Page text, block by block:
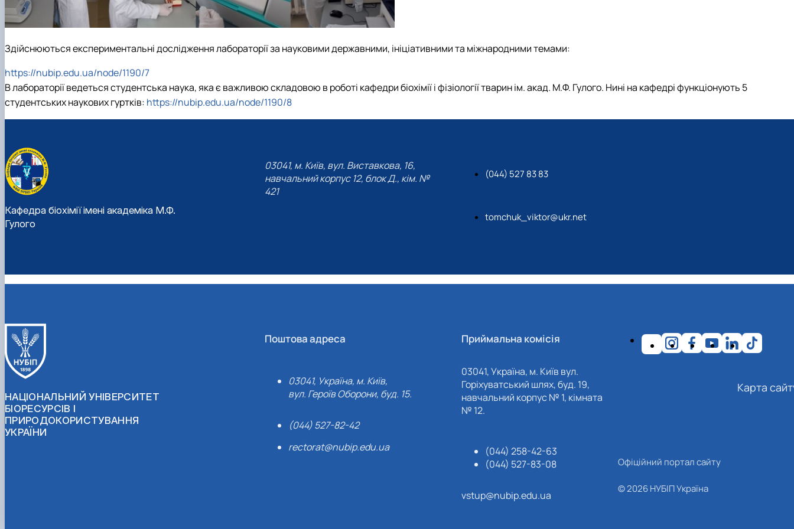
Здійснюються експериментальні дослідження лабораторії за науковими державними, ініціативними та міжнародними темами:
https://nubip.edu.ua/node/1190/7
В лабораторії ведеться студентська наука, яка є важливою складовою в роботі кафедри біохімії і фізіології тварин ім. акад. М.Ф. Гулого. Нині на кафедрі функціонують 5
студентських наукових гуртків: https://nubip.edu.ua/node/1190/8
Кафедра біохімії імені академіка М.Ф.
Гулого
03041, м. Київ, вул. Виставкова, 16,
навчальний корпус 12, блок Д., кім. №
421
(044) 527 83 83
tomchuk_viktor@ukr.net
НАЦІОНАЛЬНИЙ УНІВЕРСИТЕТ
БІОРЕСУРСІВ І
ПРИРОДОКОРИСТУВАННЯ
УКРАЇНИ
Поштова адреса
03041, Україна, м. Київ,
вул. Героїв Оборони, буд. 15.
(044) 527-82-42
rectorat@nubip.edu.ua
Приймальна комісія
03041, Україна, м. Київ вул.
Горіхуватський шлях, буд. 19,
навчальний корпус № 1, кімната
№ 12.
(044) 258-42-63
(044) 527-83-08
vstup@nubip.edu.ua
Карта
Офіційний портал сайту
© 2026 НУБІП Україна